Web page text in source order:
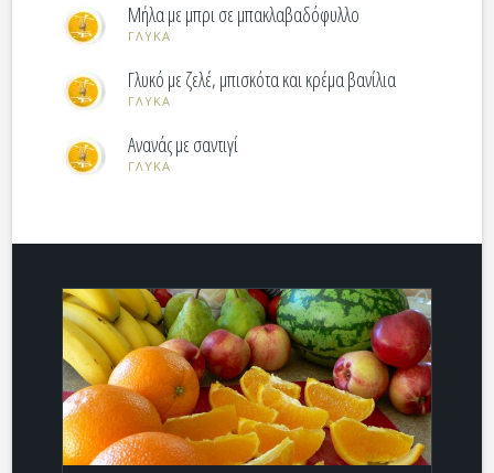
Μήλα με μπρι σε μπακλαβαδόφυλλο
ΓΛΥΚΑ
Γλυκό με ζελέ, μπισκότα και κρέμα βανίλια
ΓΛΥΚΑ
Ανανάς με σαντιγί
ΓΛΥΚΑ